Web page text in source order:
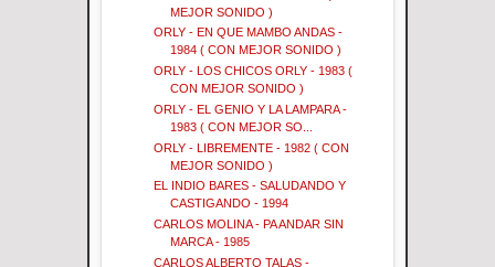
MEJOR SONIDO )
ORLY - EN QUE MAMBO ANDAS -
1984 ( CON MEJOR SONIDO )
ORLY - LOS CHICOS ORLY - 1983 (
CON MEJOR SONIDO )
ORLY - EL GENIO Y LA LAMPARA -
1983 ( CON MEJOR SO...
ORLY - LIBREMENTE - 1982 ( CON
MEJOR SONIDO )
EL INDIO BARES - SALUDANDO Y
CASTIGANDO - 1994
CARLOS MOLINA - PA ANDAR SIN
MARCA - 1985
CARLOS ALBERTO TALAS -